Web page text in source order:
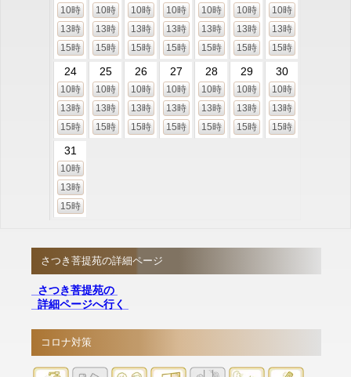
10時
13時
15時
10時
13時
15時
10時
13時
15時
10時
13時
15時
10時
13時
15時
10時
13時
15時
10時
13時
15時
24
10時
13時
15時
25
10時
13時
15時
26
10時
13時
15時
27
10時
13時
15時
28
10時
13時
15時
29
10時
13時
15時
30
10時
13時
15時
31
10時
13時
15時
さつき菩提苑の詳細ページ
さつき菩提苑の
詳細ページへ行く
コロナ対策